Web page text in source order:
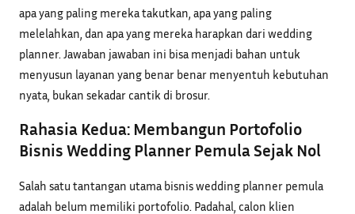
apa yang paling mereka takutkan, apa yang paling
melelahkan, dan apa yang mereka harapkan dari wedding
planner. Jawaban jawaban ini bisa menjadi bahan untuk
menyusun layanan yang benar benar menyentuh kebutuhan
nyata, bukan sekadar cantik di brosur.
Rahasia Kedua: Membangun Portofolio
Bisnis Wedding Planner Pemula Sejak Nol
Salah satu tantangan utama bisnis wedding planner pemula
adalah belum memiliki portofolio. Padahal, calon klien